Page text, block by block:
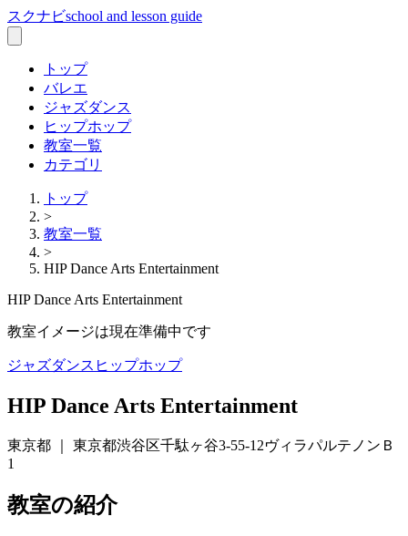
スクナビschool and lesson guide
トップ
バレエ
ジャズダンス
ヒップホップ
教室一覧
カテゴリ
トップ
>
教室一覧
>
HIP Dance Arts Entertainment
HIP Dance Arts Entertainment
教室イメージは現在準備中です
ジャズダンス ヒップホップ
HIP Dance Arts Entertainment
東京都 ｜ 東京都渋谷区千駄ヶ谷3-55-12ヴィラパルテノンＢ
1
教室の紹介